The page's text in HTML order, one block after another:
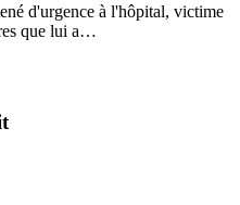
d'urgence à l'hôpital, victime
que lui a…